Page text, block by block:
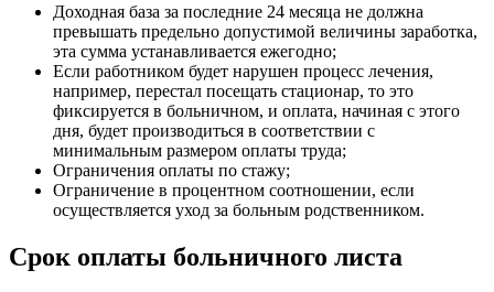
Доходная база за последние 24 месяца не должна
превышать предельно допустимой величины заработка,
эта сумма устанавливается ежегодно;
Если работником будет нарушен процесс лечения,
например, перестал посещать стационар, то это
фиксируется в больничном, и оплата, начиная с этого
дня, будет производиться в соответствии с
минимальным размером оплаты труда;
Ограничения оплаты по стажу;
Ограничение в процентном соотношении, если
осуществляется уход за больным родственником.
Срок оплаты больничного листа